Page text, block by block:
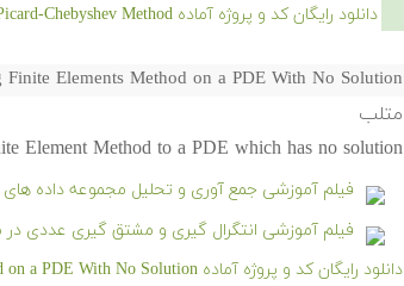
دانلود رایگان کد و پروژه آماده Vectorized Picard-Chebyshev Method - کلیک کنید.
Finite Elements Method on a PDE With No Solution
متلب
Element Method to a PDE which has no solution.
فیلم آموزشی جمع آوری و تحلیل مجموعه داده
فیلم آموزشی انتگرال گیری و مشتق گیری عددی در
دانلود رایگان کد و پروژه آماده Using Finite Elements Method on a PDE With No Solution - کلیک کنید.